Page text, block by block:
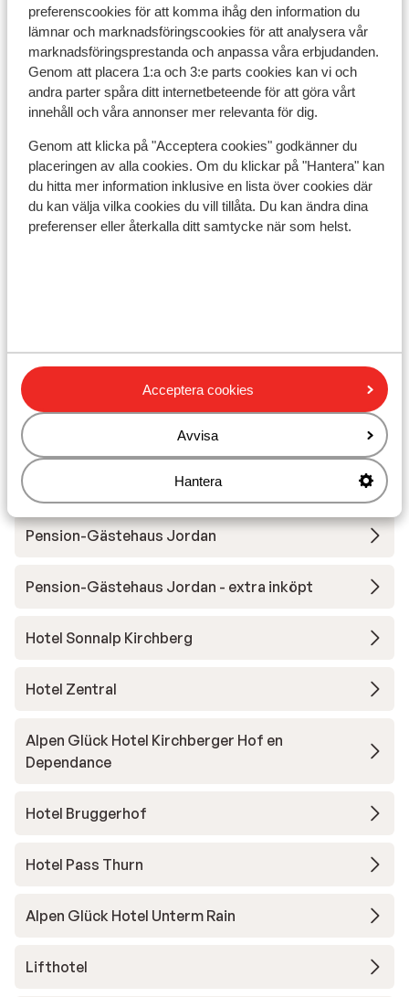
preferenscookies för att komma ihåg den information du
lämnar och marknadsföringscookies för att analysera vår
marknadsföringsprestanda och anpassa våra erbjudanden.
Genom att placera 1:a och 3:e parts cookies kan vi och
andra parter spåra ditt internetbeteende för att göra vårt
innehåll och våra annonser mer relevanta för dig.
Genom att klicka på "Acceptera cookies" godkänner du
placeringen av alla cookies. Om du klickar på "Hantera" kan
du hitta mer information inklusive en lista över cookies där
du kan välja vilka cookies du vill tillåta. Du kan ändra dina
preferenser eller återkalla ditt samtycke när som helst.
Acceptera cookies
Avvisa
Hantera
Visa på karta
I området
Avstånd till centrum: hollersbach är ca 50 m
Avstånd till skidlift panoramabahn kitzbühel är ca
800 m
Lugnt läge
Andra boenden i Kirchberg/Kitzbühel
Pension-Gästehaus Jordan
Pension-Gästehaus Jordan - extra inköpt
Hotel Sonnalp Kirchberg
Hotel Zentral
Alpen Glück Hotel Kirchberger Hof en
Dependance
Hotel Bruggerhof
Hotel Pass Thurn
Alpen Glück Hotel Unterm Rain
Lifthotel